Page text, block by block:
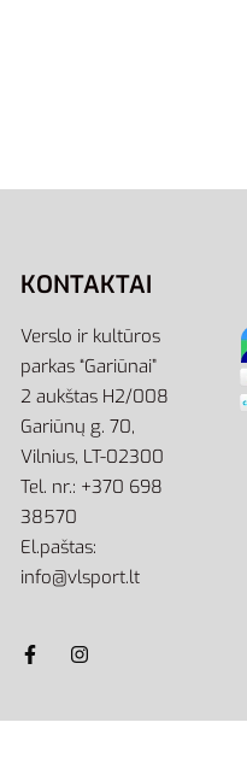
KONTAKTAI
Verslo ir kultūros
parkas “Gariūnai”
2 aukštas H2/008
Gariūnų g. 70,
Vilnius, LT-02300
Tel. nr.: +370 698
38570
El.paštas:
info@vlsport.lt